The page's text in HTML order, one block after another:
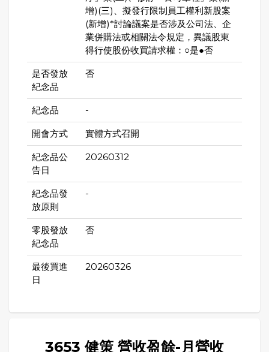
增)(三)、擬發行限制員工權利新股案
(新增)*討論議案是否涉及公司法、企
業併購法或相關法令規定，異議股東
得行使股份收買請求權：○是●否
是否發放
紀念品
否
紀念品 -
開會方式 實體方式召開
紀念品公
告日
20260312
紀念品發
放原則
-
零股發放
紀念品
否
最後買進
日
20260326
3653 健策 營收盈餘-月營收